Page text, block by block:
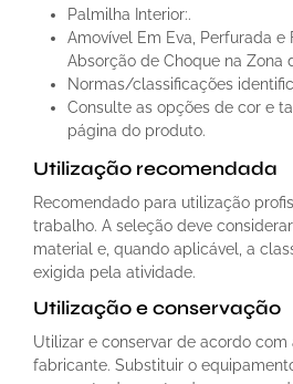
Palmilha Interior:.
Amovível Em Eva, Perfurada e
Absorção de Choque na Zona
Normas/classificações
Consulte as opções de cor e
página do produto.
Utilização recomendada
Recomendado para utilização
trabalho. A seleção deve
material e, quando aplicável, a
exigida pela atividade.
Utilização e conservação
Utilizar e conservar de acordo com
fabricante. Substituir o